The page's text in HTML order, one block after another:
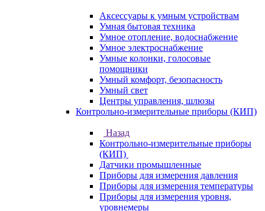
Аксессуары к умным устройствам
Умная бытовая техника
Умное отопление, водоснабжение
Умное электроснабжение
Умные колонки, голосовые
помощники
Умный комфорт, безопасность
Умный свет
Центры управления, шлюзы
Контрольно-измерительные приборы (КИП)
Назад
Контрольно-измерительные приборы
(КИП)
Датчики промышленные
Приборы для измерения давления
Приборы для измерения температуры
Приборы для измерения уровня,
уровнемеры